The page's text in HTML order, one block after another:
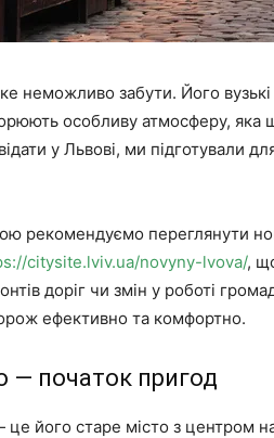
неможливо забути. Його
особливу атмосферу,
у Львові, ми підготували
рекомендуємо переглянути
citysite.lviv.ua/novyny-lvova/,
доріг чи змін у роботі
ефективно та комфортно.
— початок пригод
його старе місто з центром